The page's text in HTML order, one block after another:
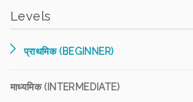
Levels
प्राथमिक (BEGINNER)
माध्यमिक (INTERMEDIATE)